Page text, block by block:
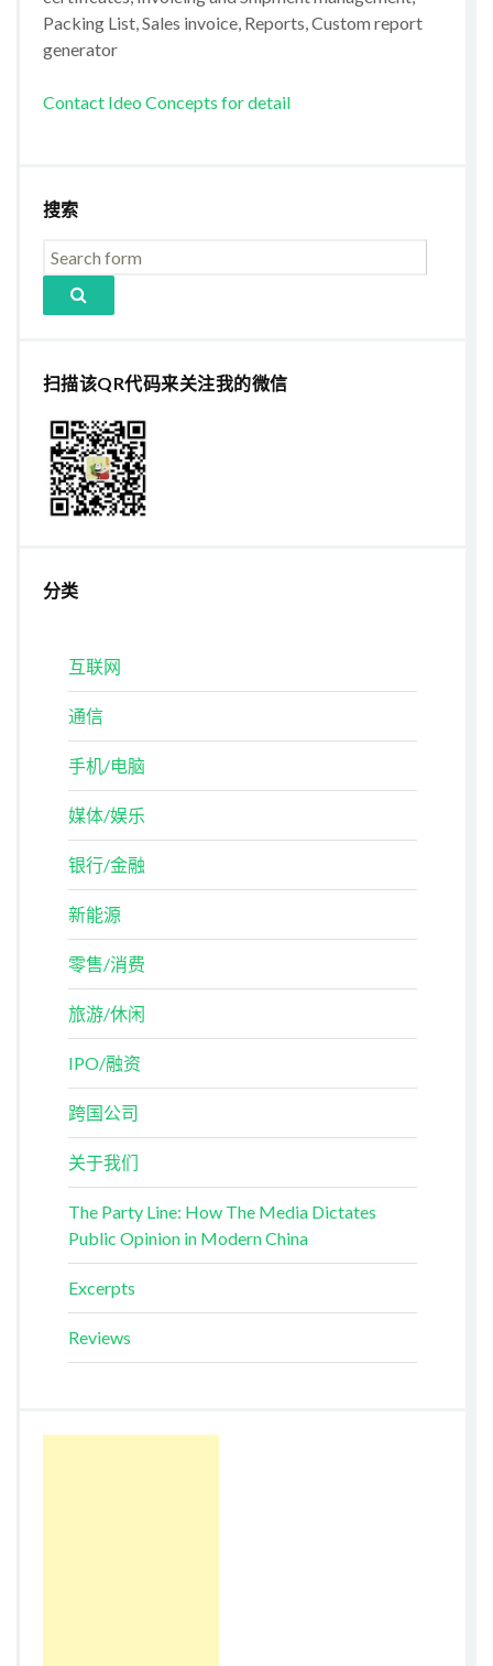
Packing List, Sales invoice, Reports, Custom report
generator
Contact Ideo Concepts for detail
搜索
扫描该QR代码来关注我的微信
分类
互联网
通信
手机/电脑
媒体/娱乐
银行/金融
新能源
零售/消费
旅游/休闲
IPO/融资
跨国公司
关于我们
The Party Line: How The Media Dictates
Public Opinion in Modern China
Excerpts
Reviews